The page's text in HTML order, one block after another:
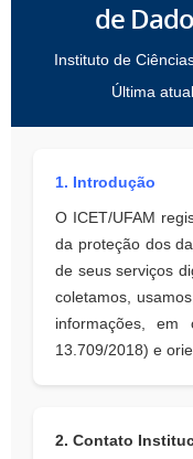
de
Instituto de
Última
1. Introdução
O ICET/UFAM
da proteção dos
de seus serviços
coletamos,
informações, em
13.709/2018) e
2. Contato